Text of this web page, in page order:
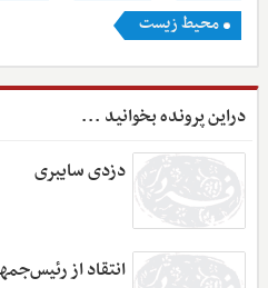
محیط زیست
دراین پرونده بخوانید ...
دزدی سایبری
انتقاد از